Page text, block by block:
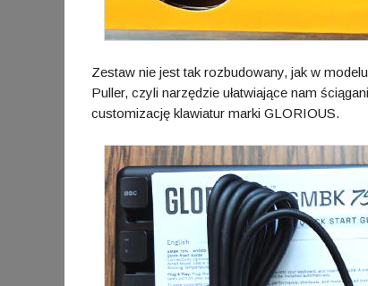
Zestaw nie jest tak rozbudowany, jak w
Puller, czyli narzędzie ułatwiające nam
customizację klawiatur marki GLORIOUS.